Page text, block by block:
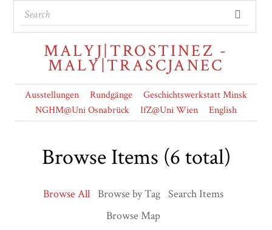
MALYJ|TROSTINEZ -
MALY|TRASCJANEC
Ausstellungen Rundgänge
Geschichtswerkstatt Minsk
NGHM@Uni Osnabrück
IfZ@Uni Wien English
Browse Items (6 total)
Browse All Browse by Tag Search Items
Browse Map